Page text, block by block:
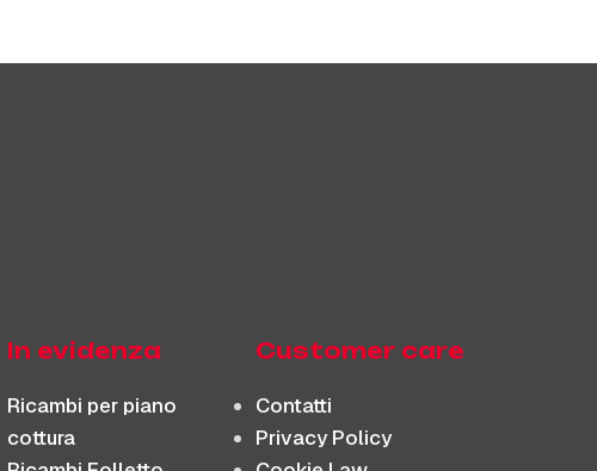
In evidenza
Ricambi per piano
cottura
Customer care
Contatti
Privacy Policy